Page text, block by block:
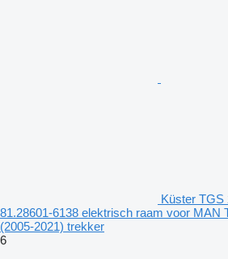
Küster TGS
81.28601-6138 elektrisch raam voor MAN
(2005-2021) trekker
6